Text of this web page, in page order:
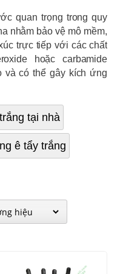
quan trọng trong quy
nhằm bảo vệ mô mềm,
trực tiếp với các chất
hoặc carbamide
và có thể gây kích ứng
tại nhà
ê tẩy trắng